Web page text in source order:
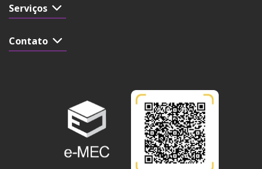
Serviços
Contato